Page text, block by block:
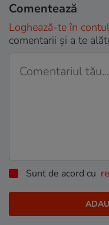
Comentează
Loghează-te în
comentarii și a te
Sunt de acord cu